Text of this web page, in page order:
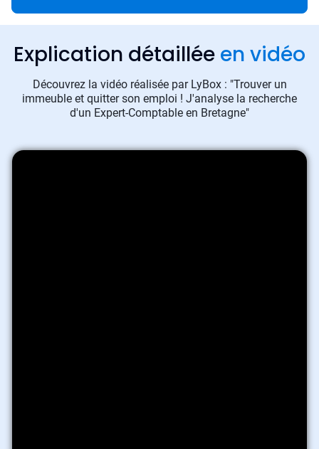
Explication détaillée en vidéo
Découvrez la vidéo réalisée par LyBox : "Trouver un
immeuble et quitter son emploi ! J'analyse la recherche
d'un Expert-Comptable en Bretagne"